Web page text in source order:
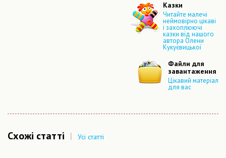
Казки
Читайте малечі
неймовірно цікаві
і захоплюючі
казки від нашого
автора Олени
Кукуєвицької
Файли для
завантаження
Цікавий матеріал
для вас
Схожі статті | Усі статті